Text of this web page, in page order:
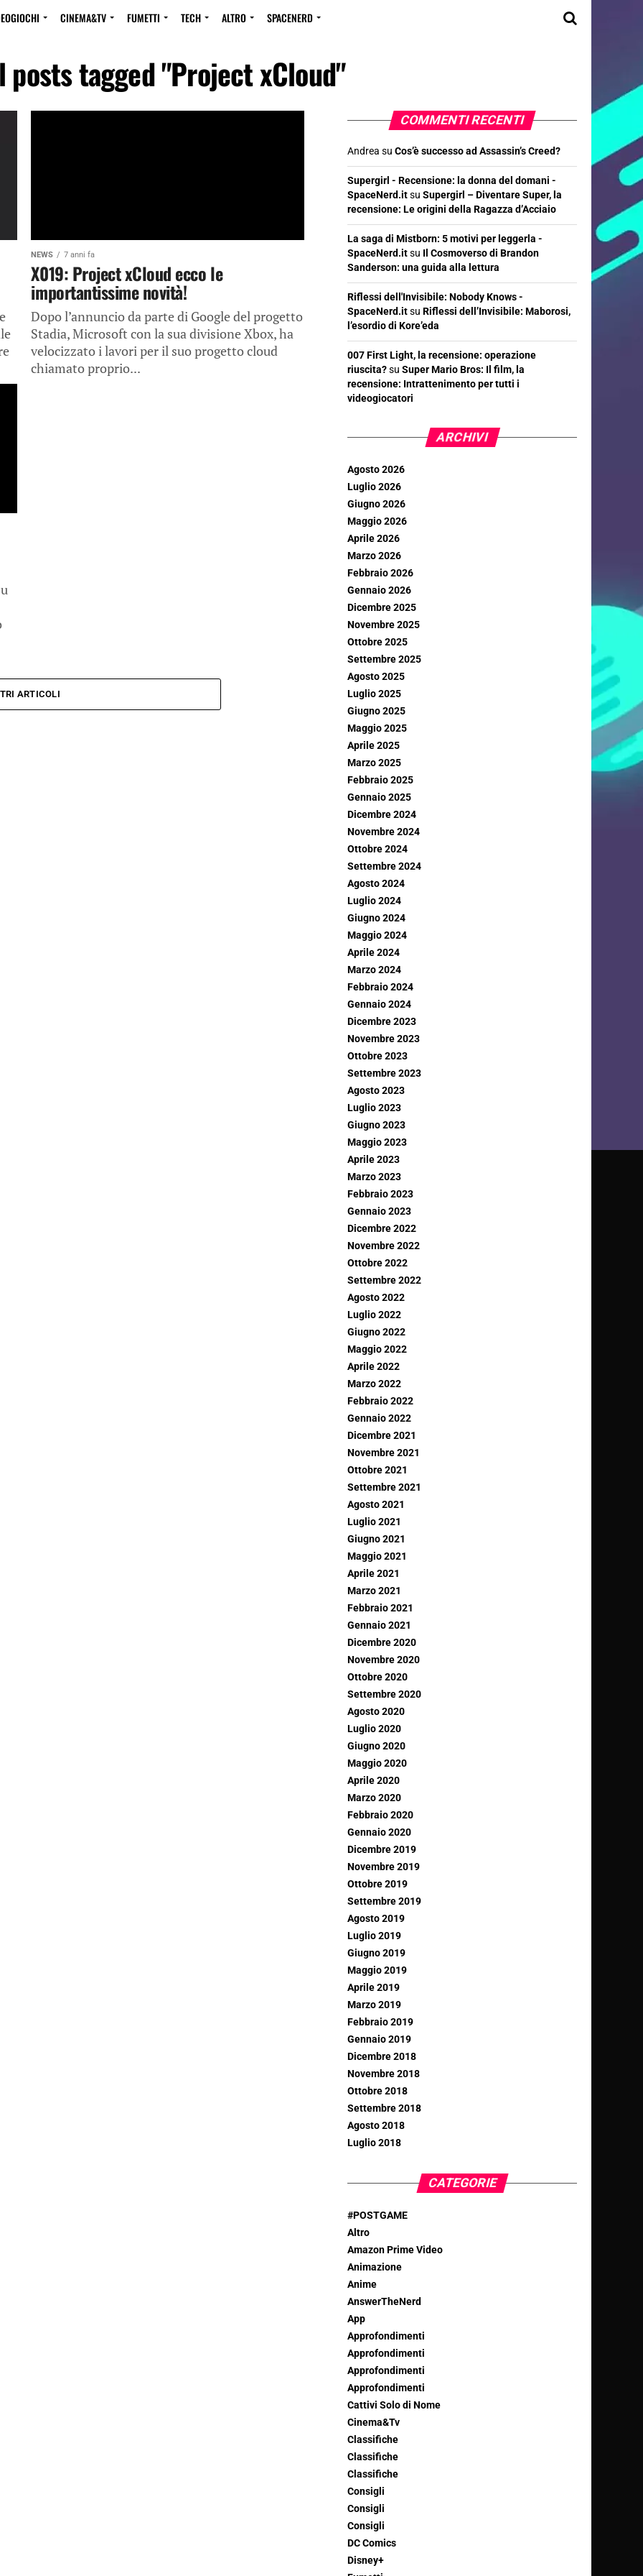
CINEMA&TV FUMETTI TECH ALTRO SPACENERD
posts tagged "Project xCloud"
NEWS 7 anni fa
X019: Project xCloud ecco le
importantissime novità!
Dopo l’annuncio da parte di Google del progetto
Stadia, Microsoft con la sua divisione Xbox, ha
velocizzato i lavori per il suo progetto cloud
chiamato proprio...
ARTICOLI
COMMENTI RECENTI
Andrea su Cos’è successo ad Assassin’s Creed?
Supergirl - Recensione: la donna del domani -
SpaceNerd.itsu Supergirl – Diventare Super, la
recensione: Le origini della Ragazza d’Acciaio
La saga di Mistborn: 5 motivi per leggerla -
SpaceNerd.itsu Il Cosmoverso di Brandon
Sanderson: una guida alla lettura
Riflessi dell'Invisibile: Nobody Knows -
SpaceNerd.itsu Riflessi dell’Invisibile: Maborosi,
l’esordio di Kore’eda
007 First Light, la recensione: operazione
riuscita?su Super Mario Bros: Il film, la
recensione: Intrattenimento per tutti i
videogiocatori
ARCHIVI
Agosto 2026
Luglio 2026
Giugno 2026
Maggio 2026
Aprile 2026
Marzo 2026
Febbraio 2026
Gennaio 2026
Dicembre 2025
Novembre 2025
Ottobre 2025
Settembre 2025
Agosto 2025
Luglio 2025
Giugno 2025
Maggio 2025
Aprile 2025
Marzo 2025
Febbraio 2025
Gennaio 2025
Dicembre 2024
Novembre 2024
Ottobre 2024
Settembre 2024
Agosto 2024
Luglio 2024
Giugno 2024
Maggio 2024
Aprile 2024
Marzo 2024
Febbraio 2024
Gennaio 2024
Dicembre 2023
Novembre 2023
Ottobre 2023
Settembre 2023
Agosto 2023
Luglio 2023
Giugno 2023
Maggio 2023
Aprile 2023
Marzo 2023
Febbraio 2023
Gennaio 2023
Dicembre 2022
Novembre 2022
Ottobre 2022
Settembre 2022
Agosto 2022
Luglio 2022
Giugno 2022
Maggio 2022
Aprile 2022
Marzo 2022
Febbraio 2022
Gennaio 2022
Dicembre 2021
Novembre 2021
Ottobre 2021
Settembre 2021
Agosto 2021
Luglio 2021
Giugno 2021
Maggio 2021
Aprile 2021
Marzo 2021
Febbraio 2021
Gennaio 2021
Dicembre 2020
Novembre 2020
Ottobre 2020
Settembre 2020
Agosto 2020
Luglio 2020
Giugno 2020
Maggio 2020
Aprile 2020
Marzo 2020
Febbraio 2020
Gennaio 2020
Dicembre 2019
Novembre 2019
Ottobre 2019
Settembre 2019
Agosto 2019
Luglio 2019
Giugno 2019
Maggio 2019
Aprile 2019
Marzo 2019
Febbraio 2019
Gennaio 2019
Dicembre 2018
Novembre 2018
Ottobre 2018
Settembre 2018
Agosto 2018
Luglio 2018
CATEGORIE
#POSTGAME
Altro
Amazon Prime Video
Animazione
Anime
AnswerTheNerd
App
Approfondimenti
Approfondimenti
Approfondimenti
Approfondimenti
Cattivi Solo di Nome
Cinema&Tv
Classifiche
Classifiche
Classifiche
Consigli
Consigli
Consigli
DC Comics
Disney+